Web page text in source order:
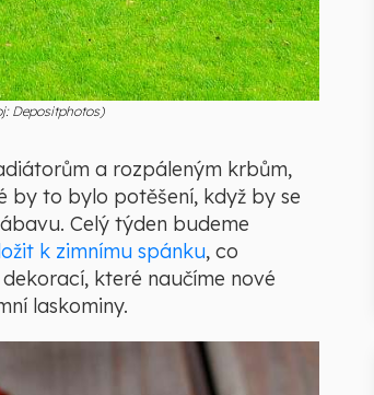
Depositphotos)
a rozpáleným krbům,
by to bylo potěšení, když by se
Celý týden budeme
k zimnímu spánku, co
které naučíme nové
laskominy.